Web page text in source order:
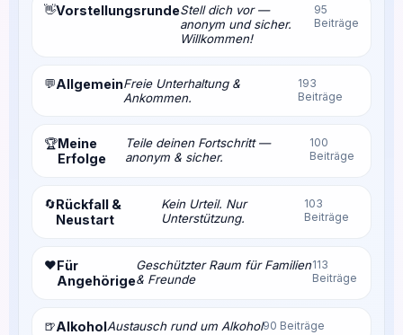
👋VorstellungsrundeStell dich vor —
anonym und sicher.
Willkommen!
95
Beiträge
💬AllgemeinFreie Unterhaltung &
Ankommen.
193
Beiträge
🏆Meine
Erfolge
Teile deinen Fortschritt —
anonym & sicher.
100
Beiträge
🔄Rückfall &
Neustart
Kein Urteil. Nur
Unterstützung.
103
Beiträge
❤️Für
Angehörige
Geschützter Raum für Familien
& Freunde
113
Beiträge
🍺AlkoholAustausch rund um Alkohol90 Beiträge